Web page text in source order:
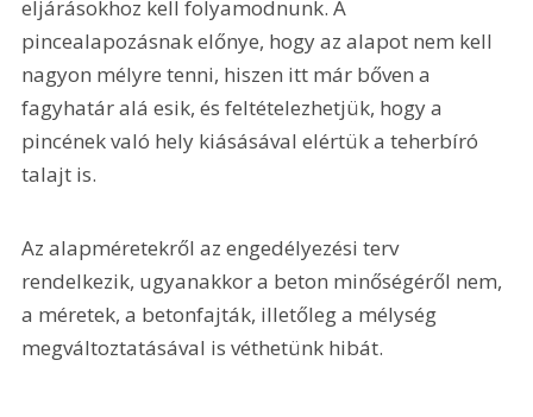
eljárásokhoz kell folyamodnunk. A
pincealapozásnak előnye, hogy az alapot nem kell
nagyon mélyre tenni, hiszen itt már bőven a
fagyhatár alá esik, és feltételezhetjük, hogy a
pincének való hely kiásásával elértük a teherbíró
talajt is.
Az alapméretekről az engedélyezési terv
rendelkezik, ugyanakkor a beton minőségéről nem,
a méretek, a betonfajták, illetőleg a mélység
megváltoztatásával is véthetünk hibát.